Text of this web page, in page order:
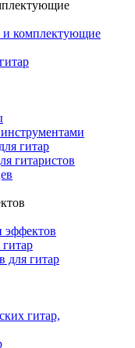
и комплектующие
гитар
гитаристов
эффектов
для гитар
гитар,